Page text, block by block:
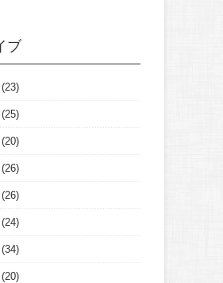
ブ
(23)
(25)
(20)
(26)
(26)
(24)
(34)
(20)